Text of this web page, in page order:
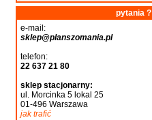
pytania ?
e-mail:
sklep@planszomania.pl
telefon:
22 637 21 80
sklep stacjonarny:
ul. Morcinka 5 lokal 25
01-496 Warszawa
jak trafić